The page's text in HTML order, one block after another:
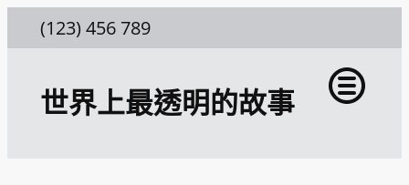
至
(123) 456 789
世界上最透明的故事